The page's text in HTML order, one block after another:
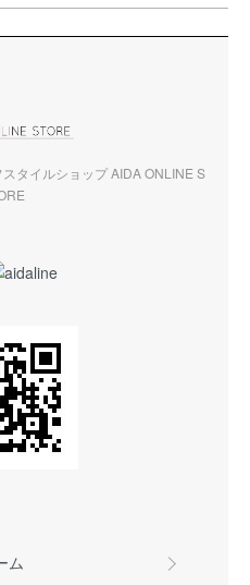
タイルショップ AIDA ONLINE S
ム